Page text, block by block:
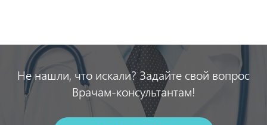
Не нашли, что искали? Задайте свой вопрос
Врачам-консультантам!